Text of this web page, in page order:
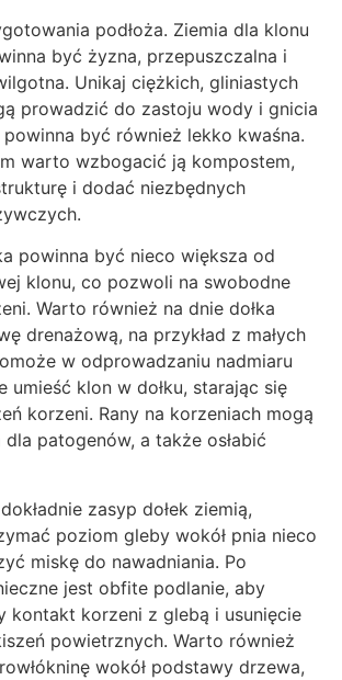
podłoża. Ziemia dla klonu
być żyzna, przepuszczalna i
Unikaj ciężkich, gliniastych
prowadzić do zastoju wody i gnicia
być również lekko kwaśna.
warto wzbogacić ją kompostem,
i dodać niezbędnych
powinna być nieco większa od
klonu, co pozwoli na swobodne
Warto również na dnie dołka
drenażową, na przykład z małych
w odprowadzaniu nadmiaru
umieść klon w dołku, starając się
korzeni. Rany na korzeniach mogą
patogenów, a także osłabić
zasyp dołek ziemią,
poziom gleby wokół pnia nieco
miskę do nawadniania. Po
jest obfite podlanie, aby
kontakt korzeni z glebą i usunięcie
powietrznych. Warto również
wokół podstawy drzewa,